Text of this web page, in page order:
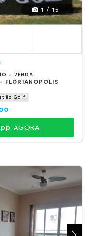
1 / 15
- VENDA
FLORIANÓPOLIS
Golf
AGORA